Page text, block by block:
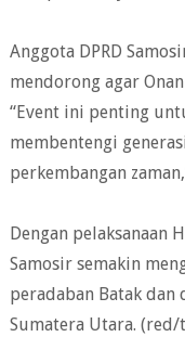
Anggota DPRD
mendorong agar
“Event ini penting
membentengi
perkembangan
Dengan pelaksanaan
Samosir semakin
peradaban Batak
Sumatera Utara. (red/